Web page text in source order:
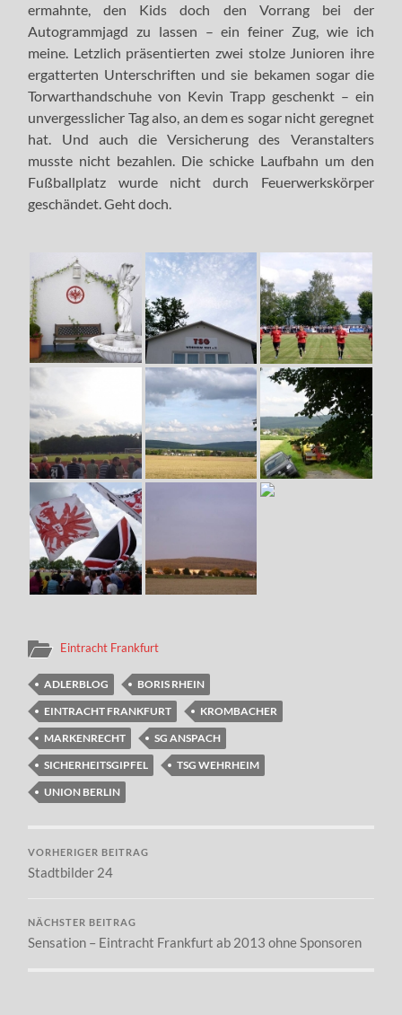
ermahnte, den Kids doch den Vorrang bei der
Autogrammjagd zu lassen – ein feiner Zug, wie ich
meine. Letzlich präsentierten zwei stolze Junioren ihre
ergatterten Unterschriften und sie bekamen sogar die
Torwarthandschuhe von Kevin Trapp geschenkt – ein
unvergesslicher Tag also, an dem es sogar nicht geregnet
hat. Und auch die Versicherung des Veranstalters
musste nicht bezahlen. Die schicke Laufbahn um den
Fußballplatz wurde nicht durch Feuerwerkskörper
geschändet. Geht doch.
Eintracht Frankfurt
ADLERBLOG
BORIS RHEIN
EINTRACHT FRANKFURT
KROMBACHER
MARKENRECHT
SG ANSPACH
SICHERHEITSGIPFEL
TSG WEHRHEIM
UNION BERLIN
VORHERIGER BEITRAG
Stadtbilder 24
NÄCHSTER BEITRAG
Sensation – Eintracht Frankfurt ab 2013 ohne Sponsoren